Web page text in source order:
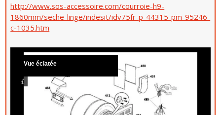
http://www.sos-accessoire.com/courroie-h9-
1860mm/seche-linge/indesit/idv75fr-p-44315-pm-95246-
c-1035.htm
Vue éclatée